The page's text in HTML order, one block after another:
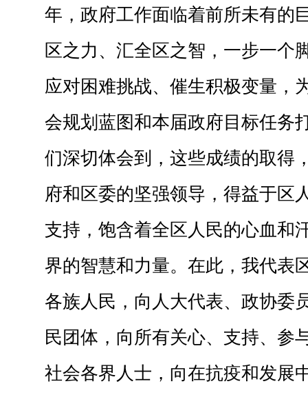
年，政府工作面临着前所未有的
区之力、汇全区之智，一步一个
应对困难挑战、催生积极变量，
会规划蓝图和本届政府目标任务
们深切体会到，这些成绩的取得
府和区委的坚强领导，得益于区
支持，饱含着全区人民的心血和
界的智慧和力量。在此，我代表
各族人民，向人大代表、政协委
民团体，向所有关心、支持、参
社会各界人士，向在抗疫和发展